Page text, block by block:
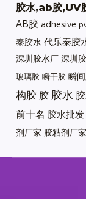
胶水,ab胶,UV
AB胶 adhesive
泰胶水 代乐泰胶
深圳胶水厂 深圳
玻璃胶 瞬干胶 瞬
构胶 胶 胶水
前十名 胶水批发
剂厂家 胶粘剂厂